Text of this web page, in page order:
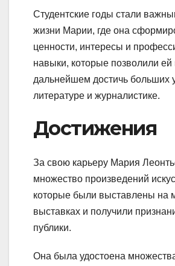
Студентские годы стали
жизни Марии, где она
ценности, интересы и
навыки, которые позволили ей
дальнейшем достичь больших
литературе и журналистике.
Достижения
За свою карьеру Мария
множество произведений
которые были выставлены на
выставках и получили
публики.
Она была удостоена